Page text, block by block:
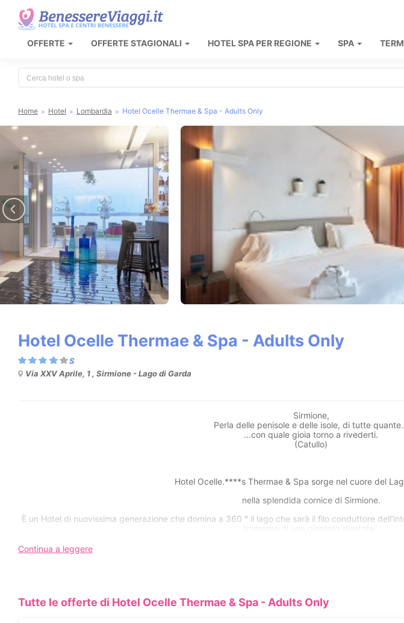
OFFERTE OFFERTE STAGIONALI HOTEL SPA PER REGIONE SPA
Home Hotel Lombardia Hotel Ocelle Thermae & Spa - Adults Only
Hotel Ocelle Thermae & Spa - Adults Only
Via XXV Aprile, 1 , Sirmione - Lago di Garda
Sirmione,
Perla delle penisole e delle isole, di tutte
...con quale gioia torno a rivederti.
(Catullo)
Hotel Ocelle.****s Thermae & Spa sorge nel cuore del
nella splendida cornice di Sirmione.
È un Hotel di nuovissima generazione che domina a 360 ° il lago che sarà il filo conduttore
tramonto di una giornata d’estate”.
Vogliamo trasportare i nostri ospiti in una dimensione di relax completo a contatto con la
Scopri l'hotel CONTATTA Hotel Ocelle Thermae &
Continua a leggere
Tutte le offerte di Hotel Ocelle Thermae & Spa - Adults Only